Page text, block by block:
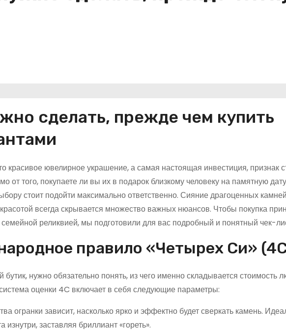
сделать, прежде чем купить
красивое ювелирное украшение, а самая настоящая инвестиция, признак
от того, покупаете ли вы их в подарок близкому человеку на памятную
стоит подойти максимально ответственно. Сияние драгоценных
всегда скрывается множество важных нюансов. Чтобы покупка
семейной реликвией, мы подготовили для вас подробный и понятный чек-
правило «Четырех Си»
нужно обязательно понять, из чего именно складывается стоимость
оценки 4C включает в себя следующие параметры:
огранки зависит, насколько ярко и эффектно будет сверкать камень.
заставляя бриллиант «гореть».